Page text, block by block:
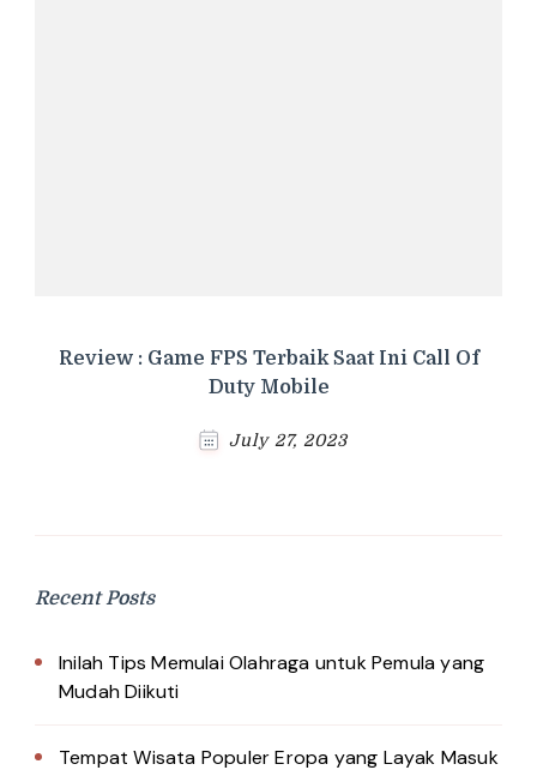
Review : Game FPS Terbaik Saat Ini Call Of
Duty Mobile
July 27, 2023
Recent Posts
Inilah Tips Memulai Olahraga untuk Pemula yang
Mudah Diikuti
Tempat Wisata Populer Eropa yang Layak Masuk